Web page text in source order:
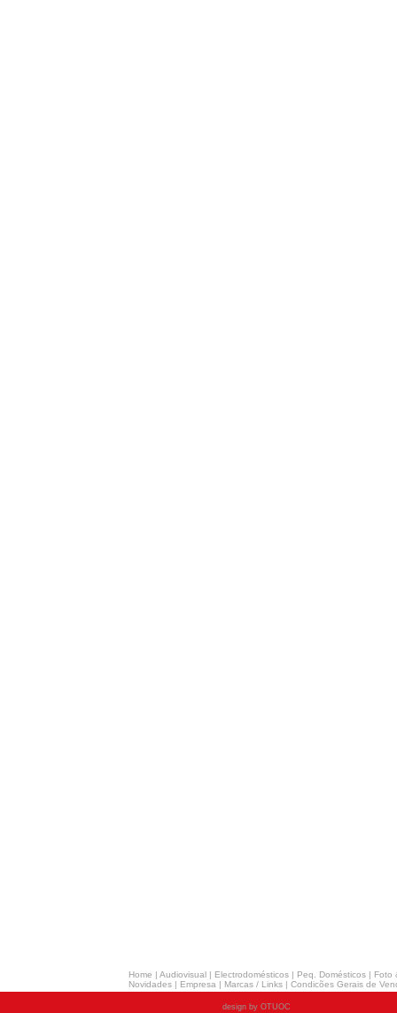
Home | Audiovisual | Electrodomésticos | Peq. Domésticos | Foto
Novidades | Empresa | Marcas / Links | Condicões Gerais de
design by OTUOC